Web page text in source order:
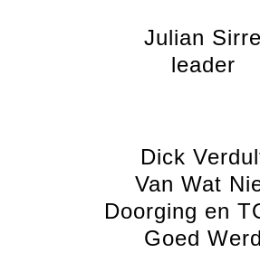
Julian Sirre
leader
Dick
Van Wat
Doorging en
Goed Werd